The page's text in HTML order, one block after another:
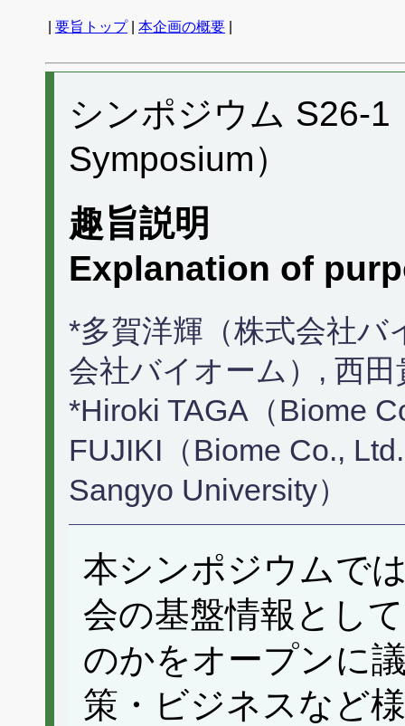
要旨トップ| 本企画の概要
シンポジウム S26-
Symposium）
趣旨説明
Explanation of
*多賀洋輝（株式会社バ
会社バイオーム）, 西
*Hiroki TAGA（Biome
FUJIKI（Biome Co.,
Sangyo University）
本シンポジウムで
会の基盤情報とし
のかをオープンに
策・ビジネスなど